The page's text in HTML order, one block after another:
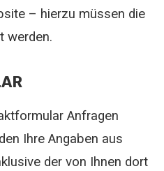
– hierzu müssen die
werden.
Anfragen
Ihre Angaben aus
der von Ihnen dort